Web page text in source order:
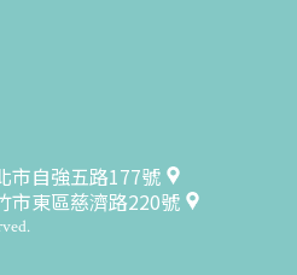
市自強五路177號
市東區慈濟路220號